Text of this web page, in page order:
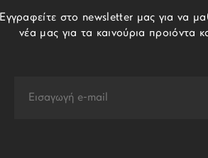
Εγγραφείτε στο newsletter μας για να
νέα μας για τα καινούρια προιόντα